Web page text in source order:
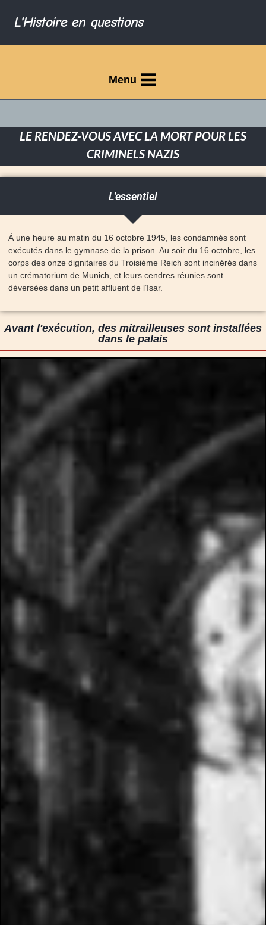
L'Histoire en questions
Menu
LE RENDEZ-VOUS AVEC LA MORT POUR LES
CRIMINELS NAZIS
L'essentiel
À une heure au matin du 16 octobre 1945, les condamnés sont
exécutés dans le gymnase de la prison. Au soir du 16 octobre, les
corps des onze dignitaires du Troisième Reich sont incinérés dans
un crématorium de Munich, et leurs cendres réunies sont
déversées dans un petit affluent de l’Isar.
Avant l'exécution, des mitrailleuses sont installées
dans le palais